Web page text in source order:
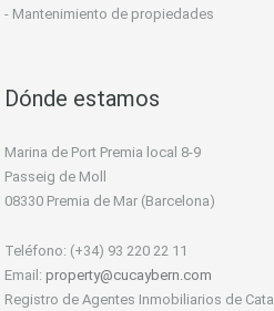
- Mantenimiento de propiedades
Dónde estamos
Marina de Port Premia local 8-9
Passeig de Moll
08330 Premia de Mar (Barcelona)
Teléfono: (+34) 93 220 22 11
Email: property@cucaybern.com
Registro de Agentes Inmobiliarios de